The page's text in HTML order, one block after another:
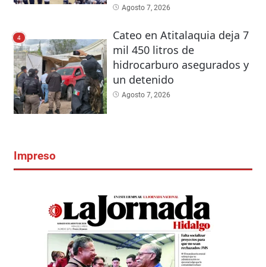
Agosto 7, 2026
4
Cateo en Atitalaquia deja 7
mil 450 litros de
hidrocarburo asegurados y
un detenido
Agosto 7, 2026
Impreso